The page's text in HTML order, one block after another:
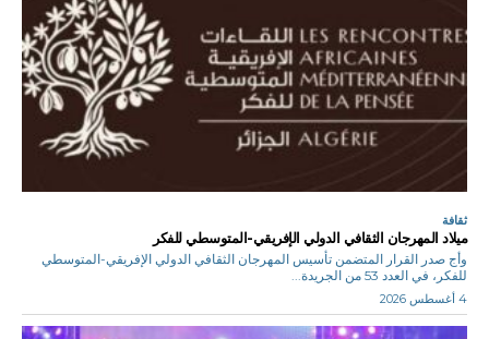
ثقافة
ميلاد المهرجان الثقافي الدولي الإفريقي-المتوسطي للفكر
وأج صدر القرار المتضمن تأسيس المهرجان الثقافي الدولي الإفريقي-المتوسطي
للفكر، في العدد 53 من الجريدة...
4 أغسطس 2026